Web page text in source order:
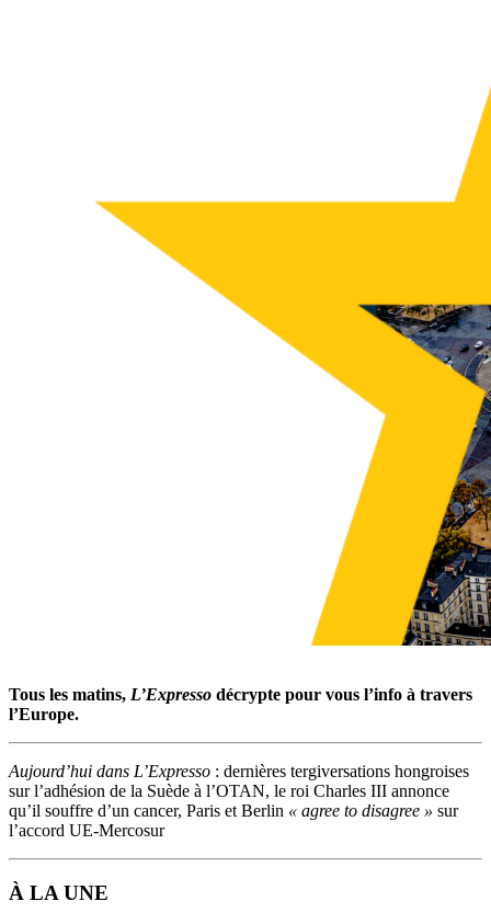
Tous les matins, L’Expresso décrypte pour vous l’info à travers
l’Europe.
Aujourd’hui dans L’Expresso : dernières tergiversations hongroises
sur l’adhésion de la Suède à l’OTAN, le roi Charles III annonce
qu’il souffre d’un cancer, Paris et Berlin « agree to disagree » sur
l’accord UE-Mercosur
À LA UNE